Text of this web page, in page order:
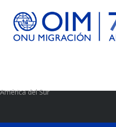
América del Sur